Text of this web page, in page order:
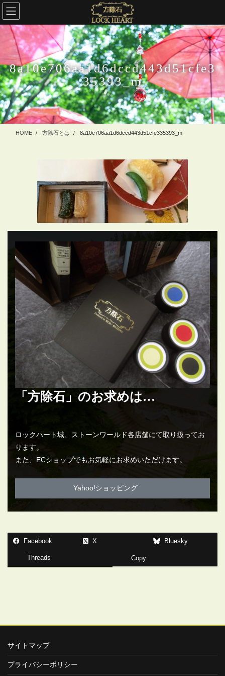
コ
ン
テ
に
移
動
ナ
ビ
ゲ
ョ
ン
に
移
動
8a10e706aa1d6dccd443d51cfe3
35393_m
HOME 方除石とは 8a10e706aa1d6dccd443d51cfe335393_m
「方除石」のお求めは…
ロックハート城、ストーンワールド各店舗にて取り扱ってお
ります。
また、ECショップでもお気軽にお求めいただけます。
Yahoo!ショッピング
Facebook X Bluesky
Threads Copy
サイトマップ
プライバシーポリシー